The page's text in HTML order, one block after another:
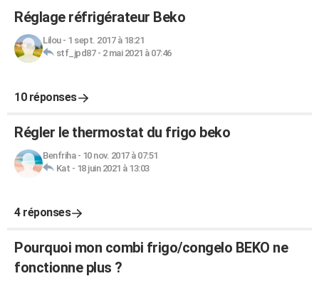
Réglage réfrigérateur Beko
Lilou- 1 sept. 2017 à 18:21
stf_jpd87- 2 mai 2021 à 07:46
10 réponses
Régler le thermostat du frigo beko
Benfriha- 10 nov. 2017 à 07:51
Kat - 18 juin 2021 à 13:03
4 réponses
Pourquoi mon combi frigo/congelo BEKO ne
fonctionne plus ?